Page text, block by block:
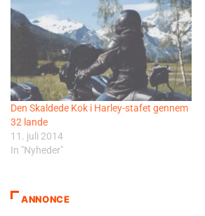
Den Skaldede Kok i Harley-stafet gennem
32 lande
11. juli 2014
In "Nyheder"
ANNONCE